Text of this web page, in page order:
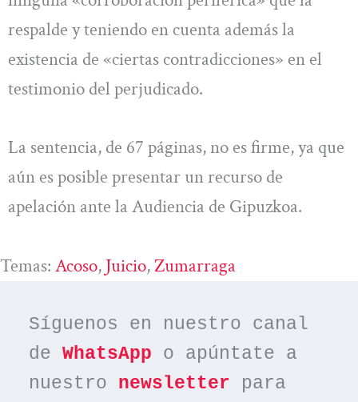
respalde y teniendo en cuenta además la
existencia de «ciertas contradicciones» en el
testimonio del perjudicado.
La sentencia, de 67 páginas, no es firme, ya que
aún es posible presentar un recurso de
apelación ante la Audiencia de Gipuzkoa.
Temas: Acoso, Juicio, Zumarraga
Síguenos en nuestro canal
de WhatsApp o apúntate a
nuestro newsletter para